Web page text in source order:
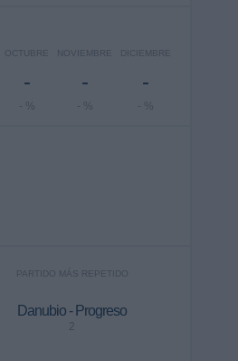
OCTUBRE
-
- %
NOVIEMBRE
-
- %
DICIEMBRE
-
- %
PARTIDO MÁS REPETIDO
Danubio - Progreso
2